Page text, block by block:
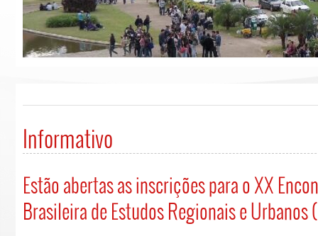
Informativo
Estão abertas as inscrições para o XX
Brasileira de Estudos Regionais e Urbanos